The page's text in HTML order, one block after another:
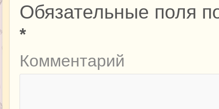
Обязательные поля
*
Комментарий